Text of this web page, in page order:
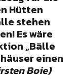
Hütten
stehen
Es wäre
„Bälle
einen
Boie)